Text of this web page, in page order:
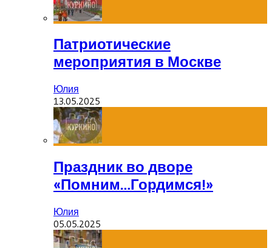
Патриотические
мероприятия в Москве
Юлия
13.05.2025
Праздник во дворе
«Помним…Гордимся!»
Юлия
05.05.2025